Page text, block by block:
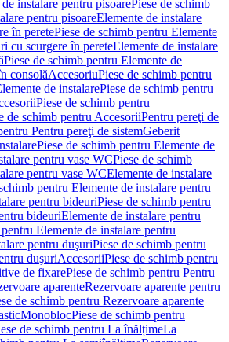
instalare pentru pisoarePiese de schimb
pentru pisoareElemente de instalare
în peretePiese de schimb pentru Elemente
cu scurgere în pereteElemente de instalare
Piese de schimb pentru Elemente de
consolăAccesoriuPiese de schimb pentru
de instalarePiese de schimb pentru
Piese de schimb pentru
de schimb pentru AccesoriiPentru pereţi de
Pentru pereţi de sistemGeberit
Piese de schimb pentru Elemente de
pentru vase WCPiese de schimb
pentru vase WCElemente de instalare
pentru Elemente de instalare pentru
pentru bideuriPiese de schimb pentru
bideuriElemente de instalare pentru
Elemente de instalare pentru
pentru duşuriPiese de schimb pentru
duşuriAccesoriiPiese de schimb pentru
de fixarePiese de schimb pentru Pentru
aparenteRezervoare aparente pentru
de schimb pentru Rezervoare aparente
MonoblocPiese de schimb pentru
de schimb pentru La înălțimeLa